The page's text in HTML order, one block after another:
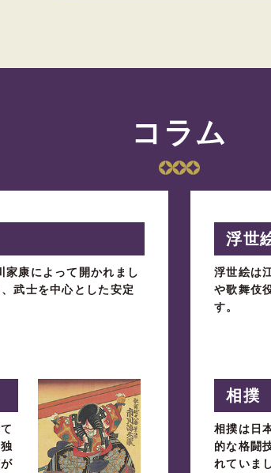
コラム
康によって開かれまし
武士を中心とした安定
浮世
浮世絵は
や歌舞伎
す。
相撲
相撲は日
的な格闘
れていま